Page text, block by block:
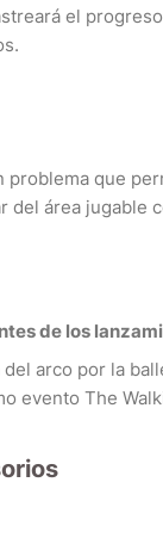
el
problema que
del área jugable
de los
del arco por la
evento The